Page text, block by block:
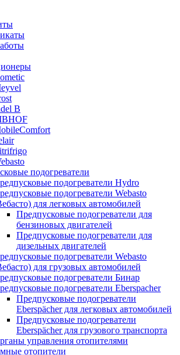
B
подогреватели
подогреватели Hydro
подогреватели Webasto
для легковых автомобилей
Предпусковые подогреватели для
бензиновых двигателей
Предпусковые подогреватели для
дизельных двигателей
подогреватели Webasto
для грузовых автомобилей
подогреватели Бинар
подогреватели Eberspacher
Предпусковые подогреватели
Eberspächer для легковых автомобилей
Предпусковые подогреватели
Eberspächer для грузового транспорта
управления отопителями
отопители